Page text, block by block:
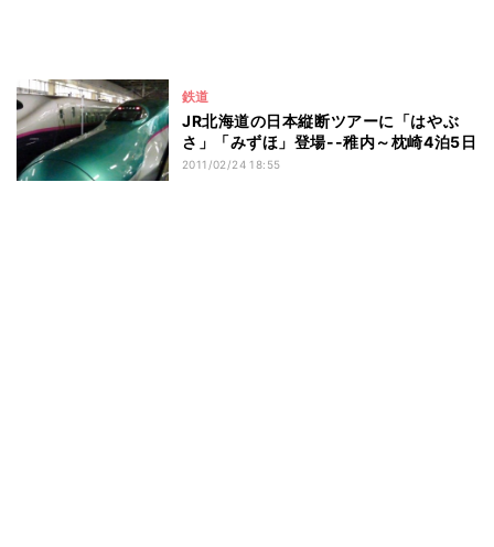
鉄道
JR北海道の日本縦断ツアーに「はやぶ
さ」「みずほ」登場--稚内～枕崎4泊5日
2011/02/24 18:55